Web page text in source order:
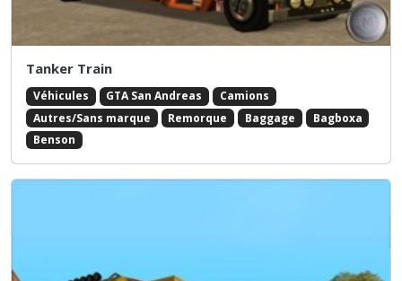
Tanker Train
Véhicules GTA San Andreas
Camions
Autres/Sans marque
Remorque Baggage
Bagboxa
Benson